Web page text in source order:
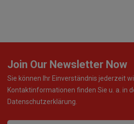
Join Our Newsletter Now
Sie können Ihr Einverständnis jederzeit
Kontaktinformationen finden Sie u. a. in
Datenschutzerklärung.